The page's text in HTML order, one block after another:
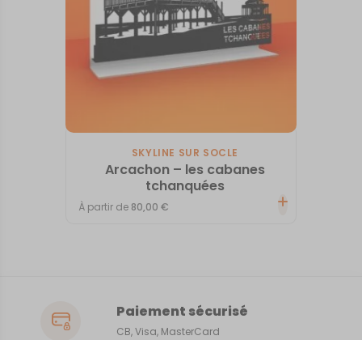
SKYLINE SUR SOCLE
Arcachon – les cabanes
tchanquées
À partir de 80,00€
Paiement sécurisé
CB, Visa, MasterCard